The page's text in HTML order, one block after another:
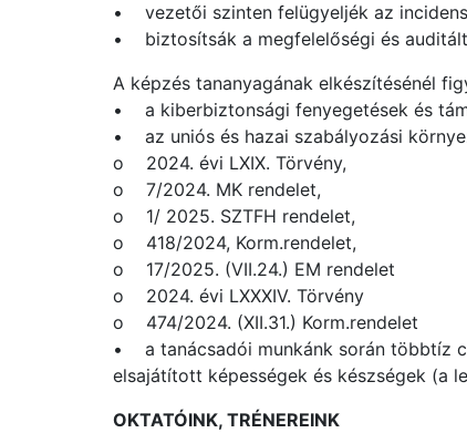
• vezetői szinten felügyeljék az
• biztosítsák a megfelelőségi és
A képzés tananyagának elkészítésénél
• a kiberbiztonsági fenyegetések és
• az uniós és hazai szabályozási
o 2024. évi LXIX. Törvény,
o 7/2024. MK rendelet,
o 1/ 2025. SZTFH rendelet,
o 418/2024, Korm.rendelet,
o 17/2025. (VII.24.) EM rendelet
o 2024. évi LXXXIV. Törvény
o 474/2024. (XII.31.) Korm.rendelet
• a tanácsadói munkánk során többtíz
elsajátított képességek és készségek (a
OKTATÓINK, TRÉNEREINK